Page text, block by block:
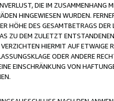
DIE IM ZUSAMMENHANG
HINGEWIESEN WURDEN.
HÖHE DES GESAMTBETRAGS
ZU DEM ZULETZT
HIERMIT AUF
ODER ANDERE
EINSCHRÄNKUNG VON